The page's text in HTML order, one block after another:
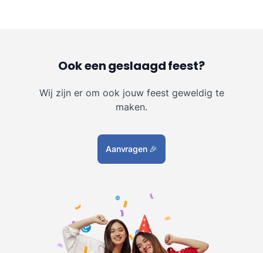
Ook een geslaagd feest?
Wij zijn er om ook jouw feest geweldig te
maken.
Aanvragen 🎉